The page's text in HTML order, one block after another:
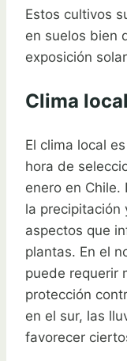
Estos cultivos
en suelos bien
exposición
Clima local
El clima local
hora de
enero en
la precipitación
aspectos que
plantas. En el
puede requerir
protección
en el sur, las
favorecer